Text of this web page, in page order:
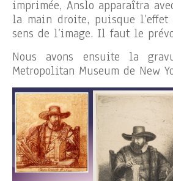
imprimée, Anslo apparaîtra
la main droite, puisque
sens de l’image. Il faut le
Nous avons ensuite la
Metropolitan Museum de New